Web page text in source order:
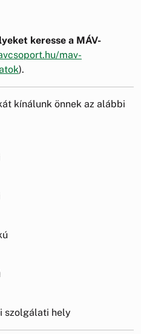
keresse a MÁV-
mav-
).
kínálunk önnek az alábbi
szolgálati hely